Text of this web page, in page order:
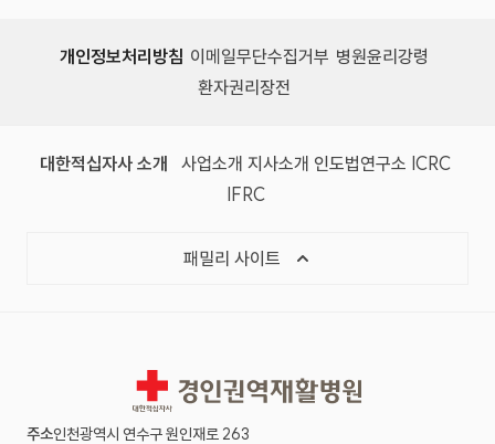
개인정보처리방침 이메일무단수집거부 병원윤리강령
환자권리장전
대한적십자사 소개 사업소개 지사소개 인도법연구소 ICRC
IFRC
패밀리 사이트
경인권역재활병원
주소인천광역시 연수구 원인재로 263